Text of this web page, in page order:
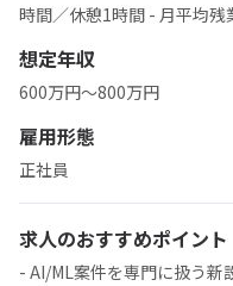
時間／休憩1時間 - 月平均残
想定年収
600万円～800万円
雇用形態
正社員
求人のおすすめポイント
- AI/ML案件を専門に扱う新